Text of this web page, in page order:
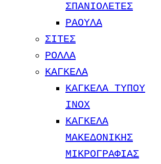
ΣΠΑΝΙΟΛΕΤΕΣ
ΡΑΟΥΛΑ
ΣΙΤΕΣ
ΡΟΛΛΑ
ΚΑΓΚΕΛΑ
ΚΑΓΚΕΛΑ ΤΥΠΟΥ
INOX
ΚΑΓΚΕΛΑ
ΜΑΚΕΔΟΝΙΚΗΣ
ΜΙΚΡΟΓΡΑΦΙΑΣ